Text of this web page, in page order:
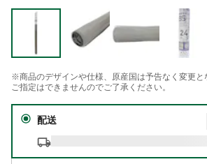
※商品のデザインや仕様、原産国は予告なく変更と
ご指定はできませんのでご了承ください。
配送